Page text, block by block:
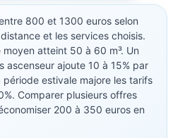
800 et 1300 euros selon
et les services choisis.
moyen atteint 50 à 60 m³. Un
ascenseur ajoute 10 à 15% par
période estivale majore les tarifs
Comparer plusieurs offres
200 à 350 euros en